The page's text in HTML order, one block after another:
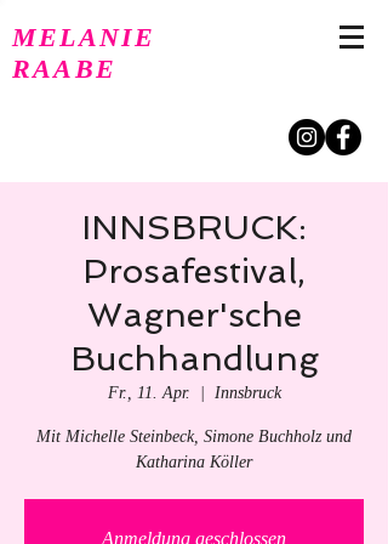
MELANIE
RAABE
INNSBRUCK:
Prosafestival,
Wagner'sche
Buchhandlung
Fr., 11. Apr. Innsbruck
Mit Michelle Steinbeck, Simone Buchholz und
Katharina Köller
Anmeldung geschlossen